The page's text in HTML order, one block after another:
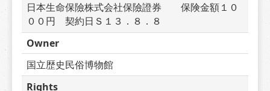
日本生命保險株式会社保險證券　　保険金額１０
００円　契約日Ｓ１３．８．８
Owner
国立歴史民俗博物館
Rights